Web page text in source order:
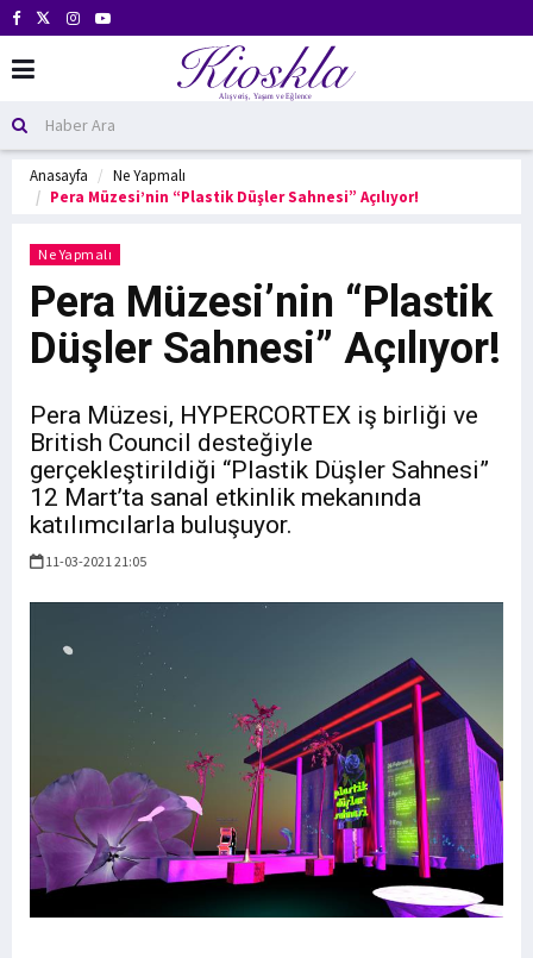
Anasayfa
Ne Yapmalı
Pera Müzesi’nin “Plastik Düşler Sahnesi” Açılıyor!
Ne Yapmalı
Pera Müzesi’nin “Plastik
Düşler Sahnesi” Açılıyor!
Pera Müzesi, HYPERCORTEX iş birliği ve
British Council desteğiyle
gerçekleştirildiği “Plastik Düşler Sahnesi”
12 Mart’ta sanal etkinlik mekanında
katılımcılarla buluşuyor.
11-03-2021 21:05